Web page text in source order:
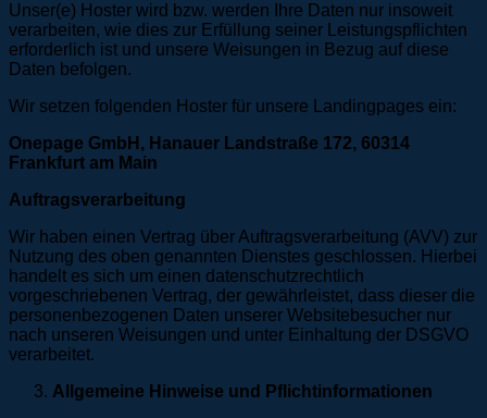
Unser(e) Hoster wird bzw. werden Ihre Daten nur insoweit
verarbeiten, wie dies zur Erfüllung seiner Leistungspflichten
erforderlich ist und unsere Weisungen in Bezug auf diese
Daten befolgen.
Wir setzen folgenden Hoster für unsere Landingpages ein:
Onepage GmbH, Hanauer Landstraße 172, 60314
Frankfurt am Main
Auftragsverarbeitung
Wir haben einen Vertrag über Auftragsverarbeitung (AVV) zur
Nutzung des oben genannten Dienstes geschlossen. Hierbei
handelt es sich um einen datenschutzrechtlich
vorgeschriebenen Vertrag, der gewährleistet, dass dieser die
personenbezogenen Daten unserer Websitebesucher nur
nach unseren Weisungen und unter Einhaltung der DSGVO
verarbeitet.
Allgemeine Hinweise und Pflichtinformationen